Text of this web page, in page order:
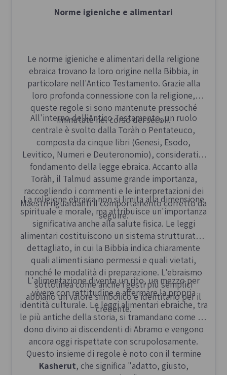
Norme igieniche e alimentari
Le norme igieniche e alimentari della religione
ebraica trovano la loro origine nella Bibbia, in
particolare nell'Antico Testamento. Grazie alla
loro profonda connessione con la religione,
queste regole si sono mantenute pressoché
immutate nel corso dei secoli.
All'interno dell'Antico Testamento, un ruolo
centrale è svolto dalla Toràh o Pentateuco,
composta da cinque libri (Genesi, Esodo,
Levitico, Numeri e Deuteronomio), considerati il
fondamento della legge ebraica. Accanto alla
Toràh, il Talmud assume grande importanza,
raccogliendo i commenti e le interpretazioni dei
Maestri riguardanti il comportamento corretto da
seguire.
La religione ebraica non si limita alla dimensione
spirituale e morale, ma attribuisce un'importanza
significativa anche alla salute fisica. Le leggi
alimentari costituiscono un sistema strutturato e
dettagliato, in cui la Bibbia indica chiaramente
quali alimenti siano permessi e quali vietati,
nonché le modalità di preparazione. L'ebraismo
sottolinea come anche i gesti più semplici
abbiano un valore simbolico e identitario per il
credente.
L'alimentazione diventa un rito, un mezzo per
vivere con rettitudine e affermare la propria
identità culturale. Le leggi alimentari ebraiche, tra
le più antiche della storia, si tramandano come un
dono divino ai discendenti di Abramo e vengono
ancora oggi rispettate con scrupolosamente.
Questo insieme di regole è noto con il termine
Kasherut, che significa "adatto, giusto,